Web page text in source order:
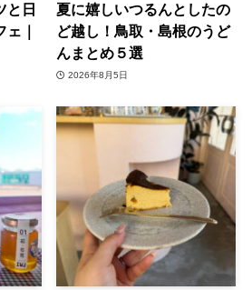
と日
｜
夏に嬉しいつるんとしたの
ど越し！鳥取・島根のうど
んまとめ５選
2026年8月5日